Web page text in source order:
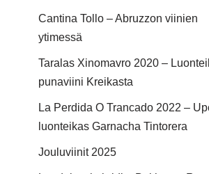
Cantina Tollo – Abruzzon viinien
ytimessä
Taralas Xinomavro 2020 –
punaviini Kreikasta
La Perdida O Trancado 2022 –
luonteikas Garnacha Tintorera
Jouluviinit 2025